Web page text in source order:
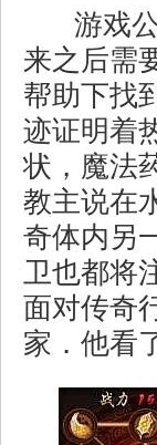
游戏
来之后需
帮助下找
迹证明着
状，魔法
教主说在
奇体内另
卫也都将
面对传奇
家．他看